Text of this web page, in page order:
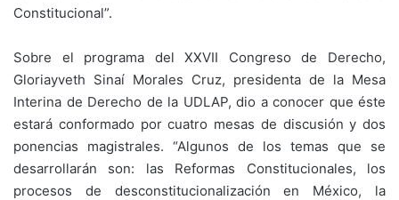
Constitucional”.
Sobre el programa del XXVII Congreso de Derecho,
Gloriayveth Sinaí Morales Cruz, presidenta de la Mesa
Interina de Derecho de la UDLAP, dio a conocer que éste
estará conformado por cuatro mesas de discusión y dos
ponencias magistrales. “Algunos de los temas que se
desarrollarán son: las Reformas Constitucionales, los
procesos de desconstitucionalización en México, la